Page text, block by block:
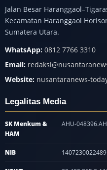
Jalan Besar
Kecamatan Haranggaol
Sumatera Utara.
WhatsApp: 0812 7766 3310
Email:
Website: nusantaranews-
Legalitas Media
SK Menkum &
HAM
AHU-
NIB 1407230022489